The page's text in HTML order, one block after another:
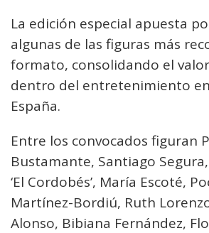
La edición especial apuesta
algunas de las figuras más
formato, consolidando el
dentro del entretenimiento
España.
Entre los convocados figuran
Bustamante, Santiago
‘El Cordobés’, María Escoté,
Martínez-Bordiú, Ruth
Alonso, Bibiana Fernández,